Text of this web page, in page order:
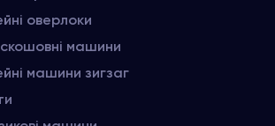
оверлоки
машини
машини зигзаг